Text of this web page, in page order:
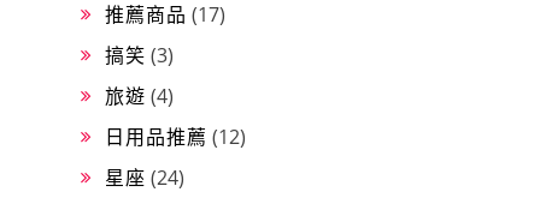
推薦商品 (17)
搞笑 (3)
旅遊 (4)
日用品推薦 (12)
星座 (24)